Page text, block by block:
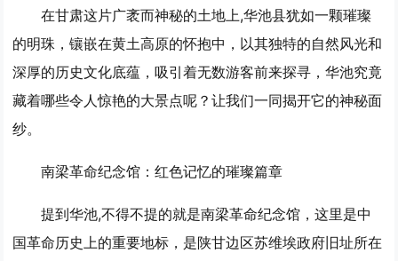
在甘肃这片广袤而神秘的土地上,华池县犹如一颗璀璨
的明珠，镶嵌在黄土高原的怀抱中，以其独特的自然风光和
深厚的历史文化底蕴，吸引着无数游客前来探寻，华池究竟
藏着哪些令人惊艳的大景点呢？让我们一同揭开它的神秘面
纱。
南梁革命纪念馆：红色记忆的璀璨篇章
提到华池,不得不提的就是南梁革命纪念馆，这里是中
国革命历史上的重要地标，是陕甘边区苏维埃政府旧址所在